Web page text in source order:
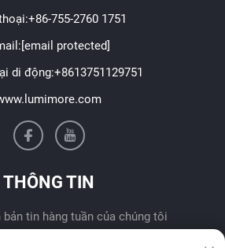
+86-755-2760 1751
[email protected]
di động:+8613751129751
THÔNG TIN
bản tin hàng tuần của chúng tôi